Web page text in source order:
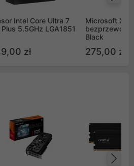
Intel Core Ultra 7
5.5GHz LGA1851
zł
Microsoft
Black
275,00 zł